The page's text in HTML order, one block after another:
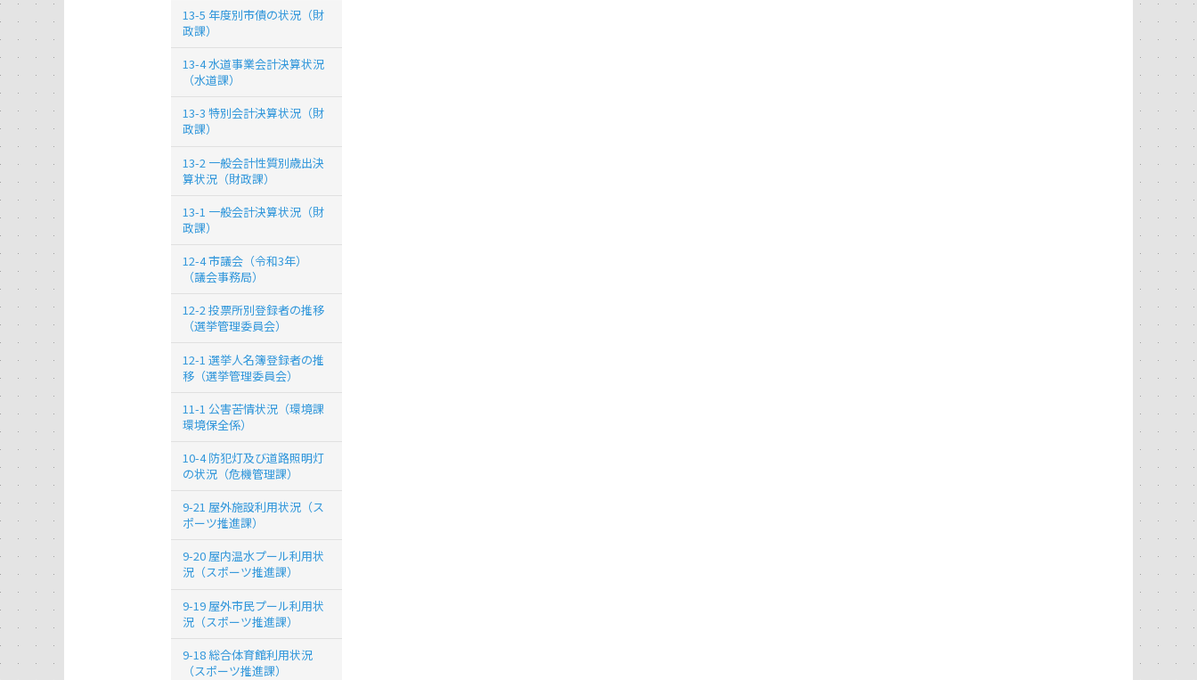
13-5 年度別市債の状況（財
政課）
13-4 水道事業会計決算状況
（水道課）
13-3 特別会計決算状況（財
政課）
13-2 一般会計性質別歳出決
算状況（財政課）
13-1 一般会計決算状況（財
政課）
12-4 市議会（令和3年）
（議会事務局）
12-2 投票所別登録者の推移
（選挙管理委員会）
12-1 選挙人名簿登録者の推
移（選挙管理委員会）
11-1 公害苦情状況（環境課
環境保全係）
10-4 防犯灯及び道路照明灯
の状況（危機管理課）
9-21 屋外施設利用状況（ス
ポーツ推進課）
9-20 屋内温水プール利用状
況（スポーツ推進課）
9-19 屋外市民プール利用状
況（スポーツ推進課）
9-18 総合体育館利用状況
（スポーツ推進課）